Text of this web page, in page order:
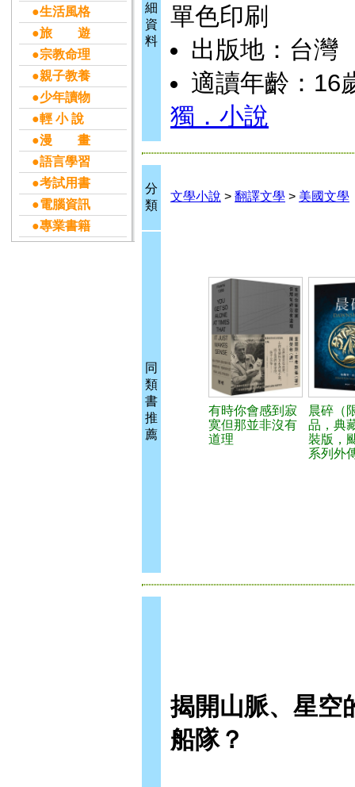
●生活風格
●旅 遊
●宗教命理
●親子教養
●少年讀物
●輕 小 說
●漫 畫
●語言學習
●考試用書
●電腦資訊
●專業書籍
細
資
料
單色印刷
出版地：台灣
適讀年齡：16
獨．小說
分
類
文學小說 > 翻譯文學 > 美國文學
同
類
書
推
薦
有時你會感到寂
寞但那並非沒有
道理
晨碎（
品，典
裝版，
系列外
揭開山脈、星空
船隊？